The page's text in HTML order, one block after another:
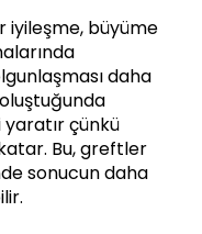
iyileşme, büyüme
daha
çünkü
Bu, greftler
sonucun daha